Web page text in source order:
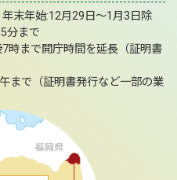
末年始:12月29日～1月3日除
分まで
時まで開庁時間を延長（証明書
まで（証明書発行など一部の業